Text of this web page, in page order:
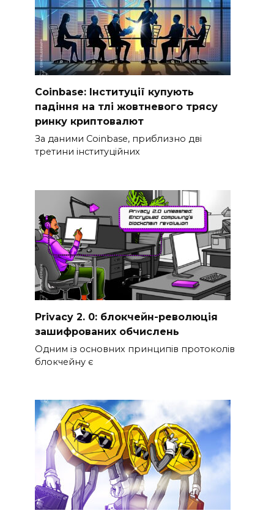
Coinbase: Інституції купують
падіння на тлі жовтневого трясу
ринку криптовалют
За даними Coinbase, приблизно дві
третини інституційних
Privacy 2. 0: блокчейн-революція
зашифрованих обчислень
Одним із основних принципів протоколів
блокчейну є